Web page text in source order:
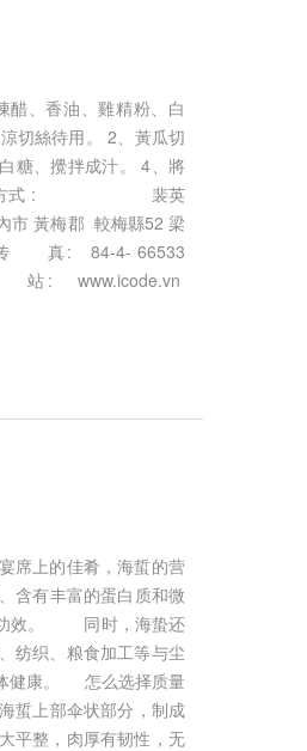
醋、香油、雞精粉、白
切絲待用。 2、黃瓜切
糖、攪拌成汁。 4、將
。 联系方式 : 裴英
黃梅郡 較梅縣52 梁
传 真: 84-4- 66533
站: www.icode.vn
席上的佳肴，海蜇的营
有丰富的蛋白质和微
功效。 同时，海蛰还
纺织、粮食加工等与尘
健康。 怎么选择质量
上部伞状部分，制成
平整，肉厚有韧性，无